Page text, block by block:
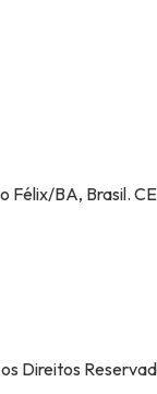
Félix/BA, Brasil.
Direitos